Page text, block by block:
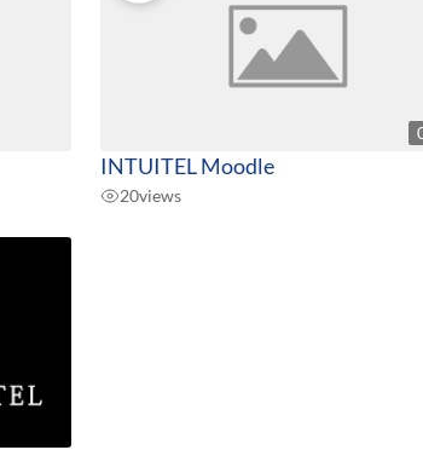
INTUITEL Moodle
20views